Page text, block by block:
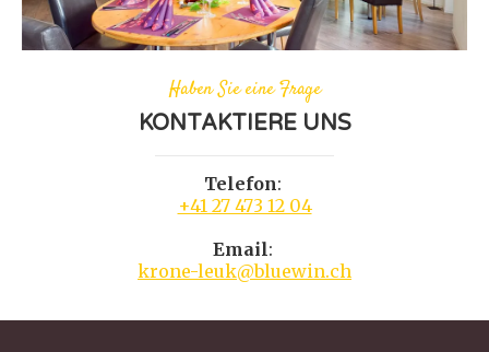
Haben Sie eine Frage
KONTAKTIERE UNS
Telefon:
+41 27 473 12 04
Email:
krone-leuk@bluewin.ch